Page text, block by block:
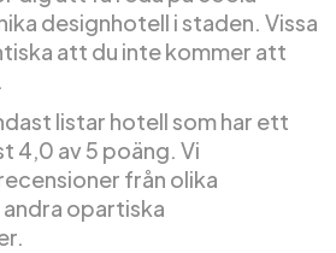
designhotell i staden. Vissa
att du inte kommer att
listar hotell som har ett
4,0 av 5 poäng. Vi
från olika
opartiska